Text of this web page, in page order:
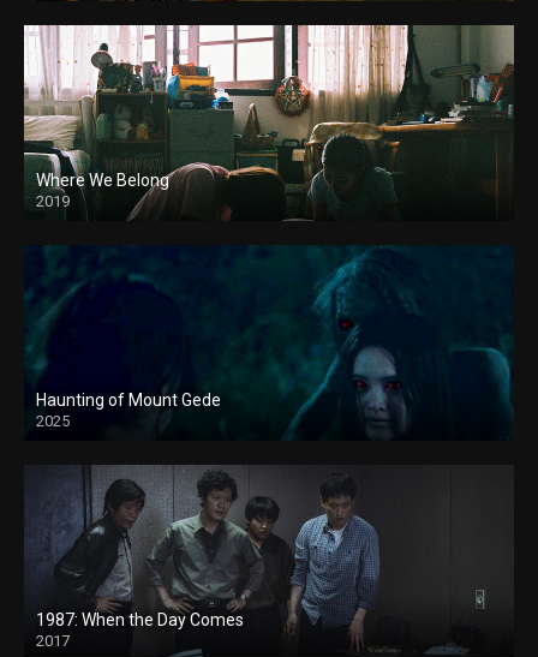
Where We Belong
2019
Haunting of Mount Gede
2025
1987: When the Day Comes
2017